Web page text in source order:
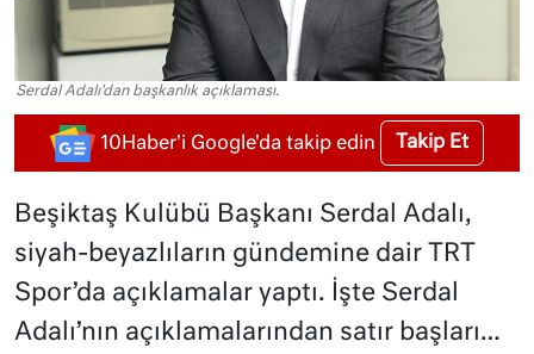
Serdal Adalı'dan başkanlık açıklaması.
10Haber'i Google'da takip edin Takip Et
Beşiktaş Kulübü Başkanı Serdal Adalı,
siyah-beyazlıların gündemine dair TRT
Spor’da açıklamalar yaptı. İşte Serdal
Adalı’nın açıklamalarından satır başları…